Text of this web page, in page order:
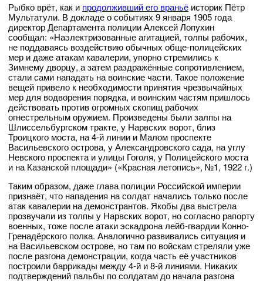
Рыбко врёт, как и продолживший его враньё историк Пётр
Мультатули. В докладе о событиях 9 января 1905 года
директор Департамента полиции Алексей Лопухин
сообщал: «Наэлектризованные агитацией, толпы рабочих,
не поддаваясь воздействию обычных обще-полицейских
мер и даже атакам кавалерии, упорно стремились к
Зимнему дворцу, а затем раздражённые сопротивлением,
стали сами нападать на воинские части. Такое положение
вещей привело к необходимости принятия чрезвычайных
мер для водворения порядка, и воинским частям пришлось
действовать против огромных скопищ рабочих
огнестрельным оружием. Произведены были залпы на
Шлиссельбургском тракте, у Нарвских ворот, близ
Троицкого моста, на 4-й линии и Малом проспекте
Васильевского острова, у Александровского сада, на углу
Невского проспекта и улицы Гоголя, у Полицейского моста
и на Казанской площади» («Красная летопись», №1, 1922 г.)
Таким образом, даже глава полиции Российской империи
признаёт, что нападения на солдат начались только после
атак кавалерии на демонстрантов. Якобы два выстрела
прозвучали из толпы у Нарвских ворот, но согласно рапорту
военных, тоже после атаки эскадрона лейб-гвардии Конно-
Гренадёрского полка. Аналогично развивались ситуация и
на Васильевском острове, но там по войскам стреляли уже
после разгона демонстрации, когда часть её участников
построили баррикады между 4-й и 8-й линиями. Никаких
подтверждений пальбы по солдатам до начала разгона